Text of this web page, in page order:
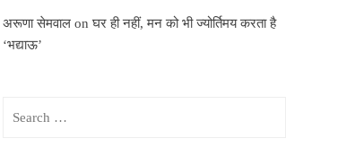
अरूणा सेमवाल onघर ही नहीं, मन को भी ज्योर्तिमय करता है
‘भद्याऊ’